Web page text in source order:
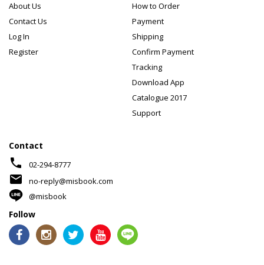
About Us
Contact Us
Log In
Register
How to Order
Payment
Shipping
Confirm Payment
Tracking
Download App
Catalogue 2017
Support
Contact
phone 02-294-8777
mail
no-reply@misbook.com
@misbook
Follow